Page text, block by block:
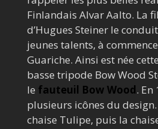
Finlandais Alvar Aalto. La
d’Hugues Steiner le
jeunes talents, à
Guariche. Ainsi est née
basse tripode Bow Wood
le fauteuil Bow Wood. En
plusieurs icônes du
chaise Tulipe, puis la